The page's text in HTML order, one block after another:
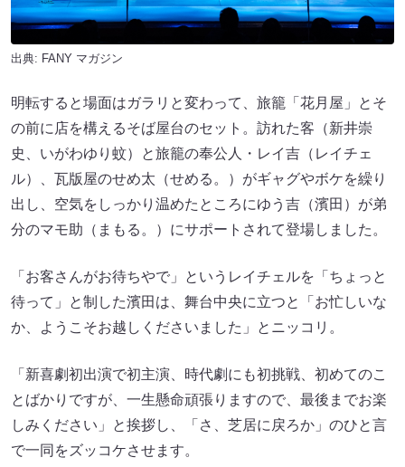
出典: FANY マガジン
明転すると場面はガラリと変わって、旅籠「花月屋」とそ
の前に店を構えるそば屋台のセット。訪れた客（新井崇
史、いがわゆり蚊）と旅籠の奉公人・レイ吉（レイチェ
ル）、瓦版屋のせめ太（せめる。）がギャグやボケを繰り
出し、空気をしっかり温めたところにゆう吉（濱田）が弟
分のマモ助（まもる。）にサポートされて登場しました。
「お客さんがお待ちやで」というレイチェルを「ちょっと
待って」と制した濱田は、舞台中央に立つと「お忙しいな
か、ようこそお越しくださいました」とニッコリ。
「新喜劇初出演で初主演、時代劇にも初挑戦、初めてのこ
とばかりですが、一生懸命頑張りますので、最後までお楽
しみください」と挨拶し、「さ、芝居に戻ろか」のひと言
で一同をズッコケさせます。